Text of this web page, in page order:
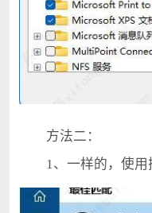
方法二：
1、一样的，使用搜